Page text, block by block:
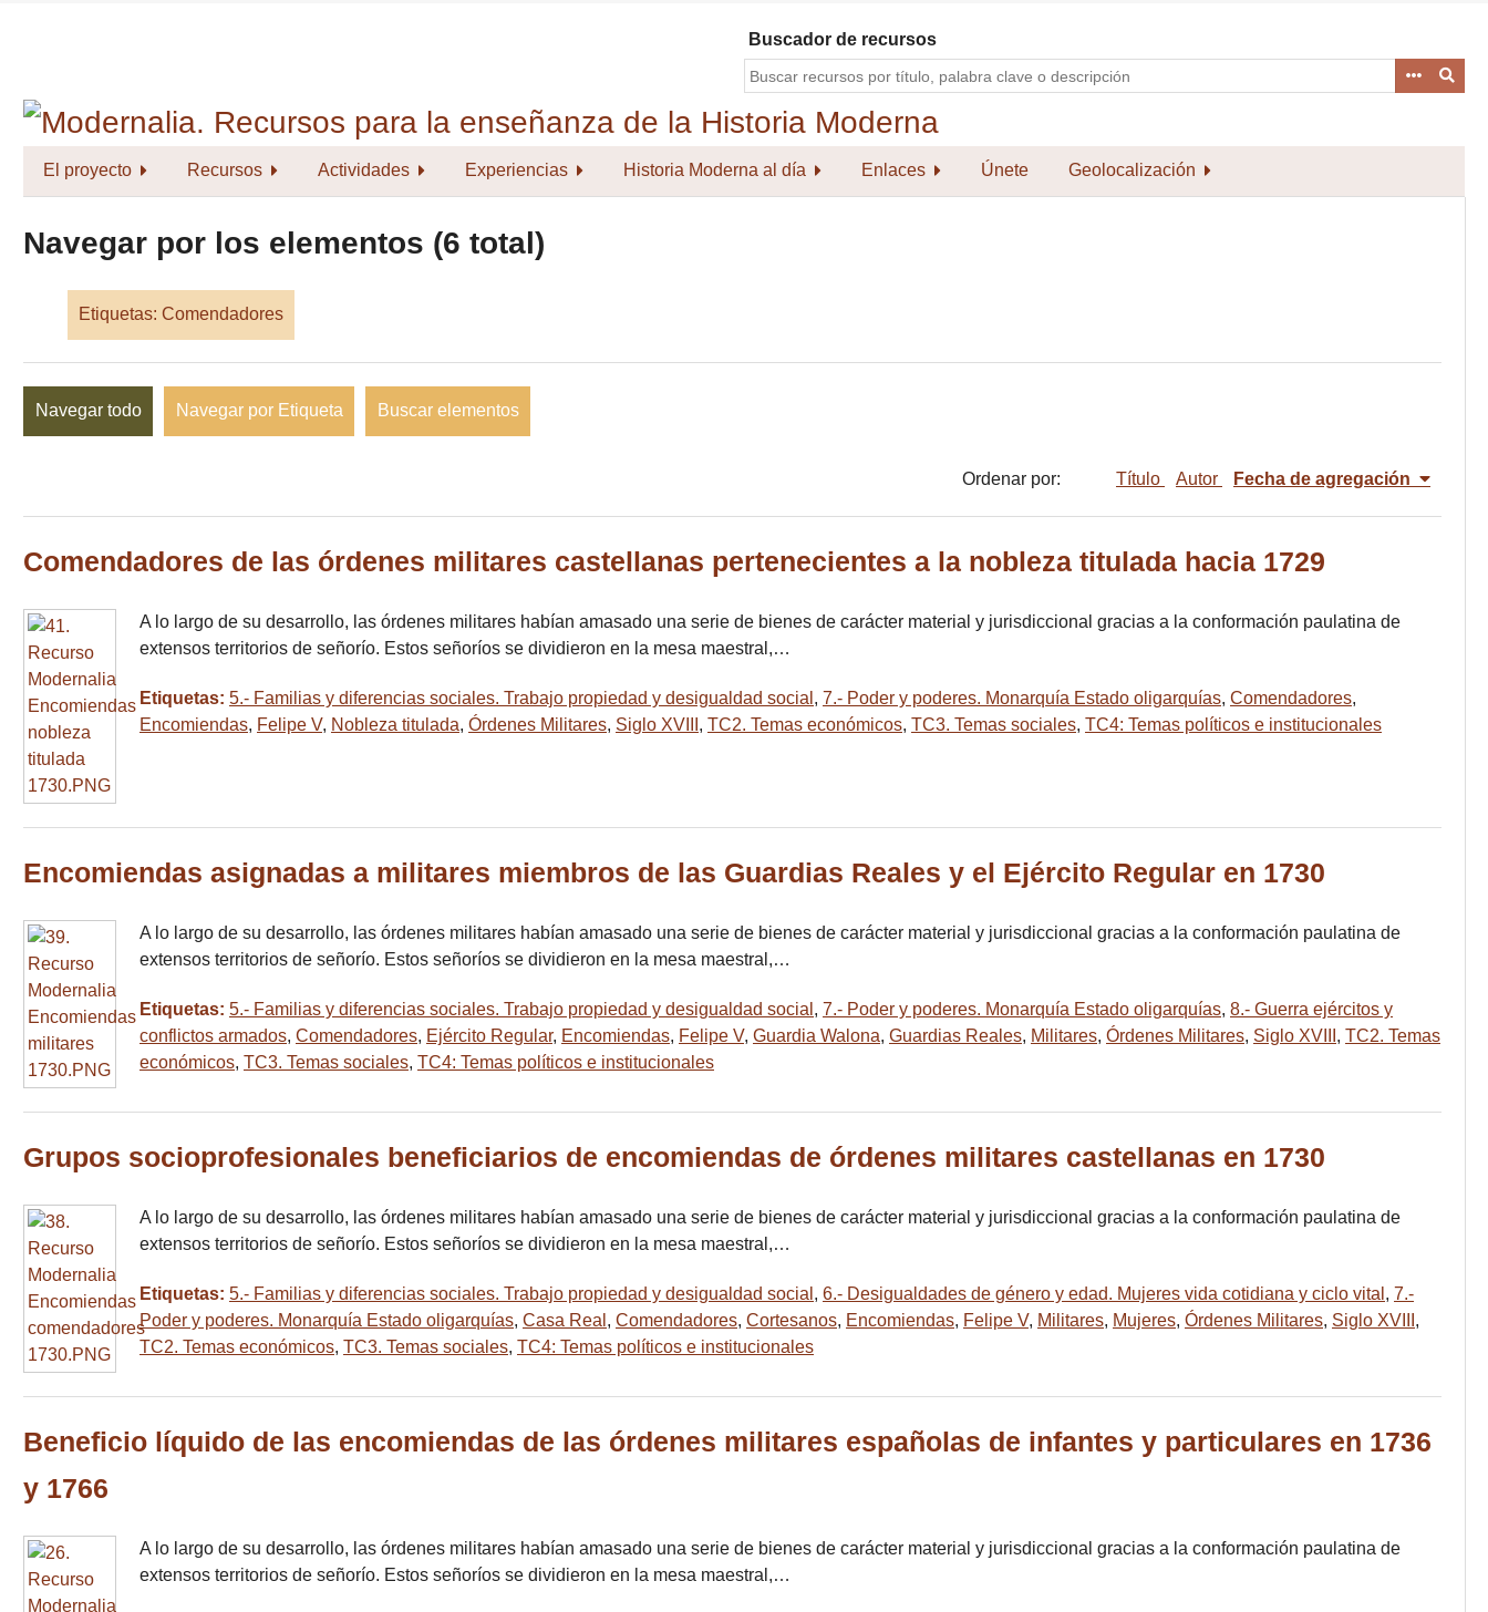
Buscador de recursos
El proyecto Recursos Actividades Experiencias Historia Moderna al día Enlaces Únete Geolocalización
Navegar por los elementos (6 total)
Etiquetas: Comendadores
Navegar todo Navegar por Etiqueta Buscar elementos
Ordenar por: Título Autor Fecha de agregación
Comendadores de las órdenes militares castellanas pertenecientes a la nobleza titulada hacia 1729
A lo largo de su desarrollo, las órdenes militares habían amasado una serie de bienes de carácter material y jurisdiccional gracias a la conformación paulatina de
extensos territorios de señorío. Estos señoríos se dividieron en la mesa maestral,…
Etiquetas: 5.- Familias y diferencias sociales. Trabajo propiedad y desigualdad social , 7.- Poder y poderes. Monarquía Estado oligarquías, Comendadores,
Encomiendas, Felipe V, Nobleza titulada, Órdenes Militares, Siglo XVIII , TC2. Temas económicos, TC3. Temas sociales, TC4: Temas políticos e institucionales
Encomiendas asignadas a militares miembros de las Guardias Reales y el Ejército Regular en 1730
A lo largo de su desarrollo, las órdenes militares habían amasado una serie de bienes de carácter material y jurisdiccional gracias a la conformación paulatina de
extensos territorios de señorío. Estos señoríos se dividieron en la mesa maestral,…
Etiquetas: 5.- Familias y diferencias sociales. Trabajo propiedad y desigualdad social , 7.- Poder y poderes. Monarquía Estado oligarquías, 8.- Guerra ejércitos y
conflictos armados, Comendadores, Ejército Regular, Encomiendas, Felipe V, Guardia Walona, Guardias Reales, Militares, Órdenes Militares, Siglo XVIII , TC2. Temas
económicos, TC3. Temas sociales, TC4: Temas políticos e institucionales
Grupos socioprofesionales beneficiarios de encomiendas de órdenes militares castellanas en 1730
A lo largo de su desarrollo, las órdenes militares habían amasado una serie de bienes de carácter material y jurisdiccional gracias a la conformación paulatina de
extensos territorios de señorío. Estos señoríos se dividieron en la mesa maestral,…
Etiquetas: 5.- Familias y diferencias sociales. Trabajo propiedad y desigualdad social , 6.- Desigualdades de género y edad. Mujeres vida cotidiana y ciclo vital , 7.-
Poder y poderes. Monarquía Estado oligarquías, Casa Real , Comendadores, Cortesanos, Encomiendas, Felipe V, Militares, Mujeres, Órdenes Militares, Siglo XVIII ,
TC2. Temas económicos, TC3. Temas sociales, TC4: Temas políticos e institucionales
Beneficio líquido de las encomiendas de las órdenes militares españolas de infantes y particulares en 1736
y 1766
A lo largo de su desarrollo, las órdenes militares habían amasado una serie de bienes de carácter material y jurisdiccional gracias a la conformación paulatina de
extensos territorios de señorío. Estos señoríos se dividieron en la mesa maestral,…